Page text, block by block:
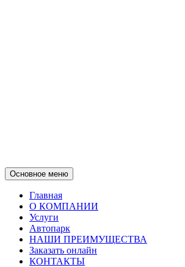
Основное меню
Главная
О КОМПАНИИ
Услуги
Автопарк
НАШИ ПРЕИМУЩЕСТВА
Заказать онлайн
КОНТАКТЫ